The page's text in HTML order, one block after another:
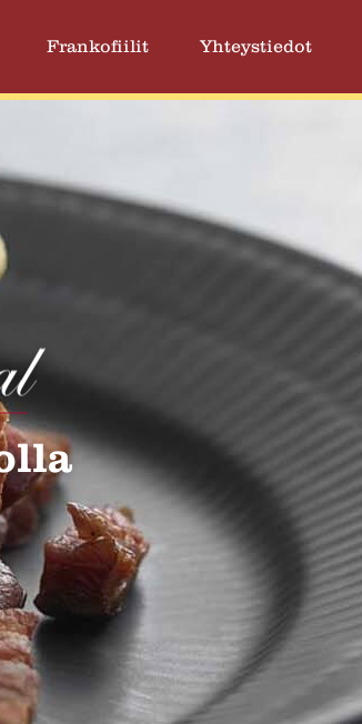
Frankofiilit Yhteystiedot